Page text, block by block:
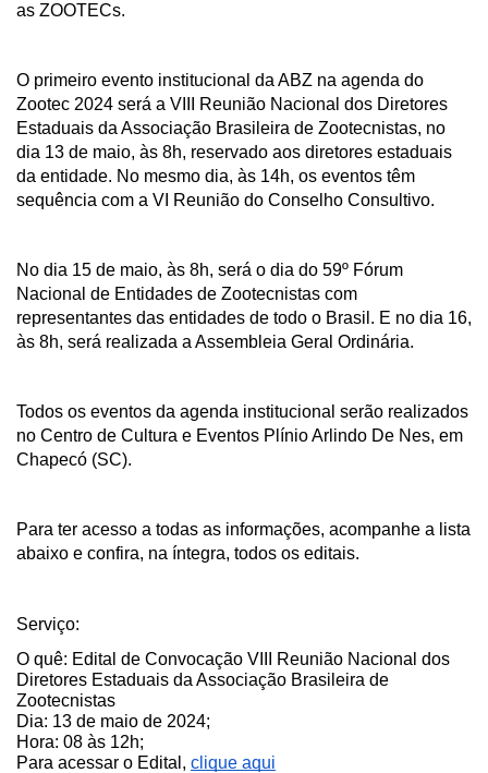
as ZOOTECs.
O primeiro evento institucional da ABZ na agenda do
Zootec 2024 será a VIII Reunião Nacional dos Diretores
Estaduais da Associação Brasileira de Zootecnistas, no
dia 13 de maio, às 8h, reservado aos diretores estaduais
da entidade. No mesmo dia, às 14h, os eventos têm
sequência com a VI Reunião do Conselho Consultivo.
No dia 15 de maio, às 8h, será o dia do 59º Fórum
Nacional de Entidades de Zootecnistas com
representantes das entidades de todo o Brasil. E no dia 16,
às 8h, será realizada a Assembleia Geral Ordinária.
Todos os eventos da agenda institucional serão realizados
no Centro de Cultura e Eventos Plínio Arlindo De Nes, em
Chapecó (SC).
Para ter acesso a todas as informações, acompanhe a lista
abaixo e confira, na íntegra, todos os editais.
Serviço:
O quê: Edital de Convocação VIII Reunião Nacional dos
Diretores Estaduais da Associação Brasileira de
Zootecnistas
Dia: 13 de maio de 2024;
Hora: 08 às 12h;
Para acessar o Edital, clique aqui